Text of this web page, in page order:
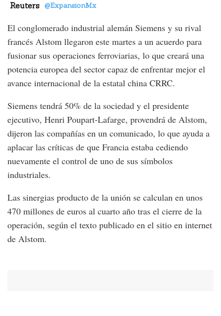
Reuters @ExpansionMx
El conglomerado industrial alemán Siemens y su rival
francés Alstom llegaron este martes a un acuerdo para
fusionar sus operaciones ferroviarias, lo que creará una
potencia europea del sector capaz de enfrentar mejor el
avance internacional de la estatal china CRRC.
Siemens tendrá 50% de la sociedad y el presidente
ejecutivo, Henri Poupart-Lafarge, provendrá de Alstom,
dijeron las compañías en un comunicado, lo que ayuda a
aplacar las críticas de que Francia estaba cediendo
nuevamente el control de uno de sus símbolos
industriales.
Las sinergias producto de la unión se calculan en unos
470 millones de euros al cuarto año tras el cierre de la
operación, según el texto publicado en el sitio en internet
de Alstom.